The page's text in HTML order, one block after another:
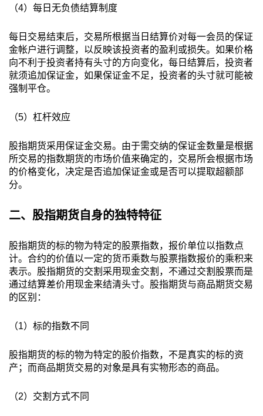
（4）每日无负债结算制度
每日交易结束后，交易所根据当日结算价对每一会员的保证
金帐户进行调整，以反映该投资者的盈利或损失。如果价格
向不利于投资者持有头寸的方向变化，每日结算后，投资者
就须追加保证金，如果保证金不足，投资者的头寸就可能被
强制平仓。
（5）杠杆效应
股指期货采用保证金交易。由于需交纳的保证金数量是根据
所交易的指数期货的市场价值来确定的，交易所会根据市场
的价格变化，决定是否追加保证金或是否可以提取超额部
分。
二、股指期货自身的独特特征
股指期货的标的物为特定的股票指数，报价单位以指数点
计。合约的价值以一定的货币乘数与股票指数报价的乘积来
表示。股指期货的交割采用现金交割，不通过交割股票而是
通过结算差价用现金来结清头寸。股指期货与商品期货交易
的区别：
（1）标的指数不同
股指期货的标的物为特定的股价指数，不是真实的标的资
产；而商品期货交易的对象是具有实物形态的商品。
（2）交割方式不同